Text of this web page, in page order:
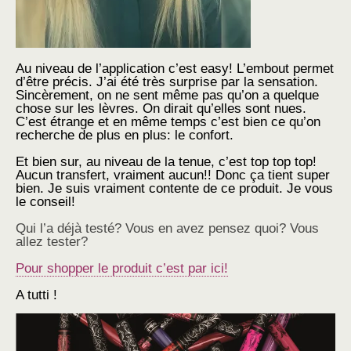
Au niveau de l’application c’est easy! L’embout permet
d’être précis. J’ai été très surprise par la sensation.
Sincèrement, on ne sent même pas qu’on a quelque
chose sur les lèvres. On dirait qu’elles sont nues.
C’est étrange et en même temps c’est bien ce qu’on
recherche de plus en plus: le confort.
Et bien sur, au niveau de la tenue, c’est top top top!
Aucun transfert, vraiment aucun!! Donc ça tient super
bien. Je suis vraiment contente de ce produit. Je vous
le conseil!
Qui l’a déjà testé? Vous en avez pensez quoi? Vous
allez tester?
Pour shopper le produit c’est par ici!
A tutti !